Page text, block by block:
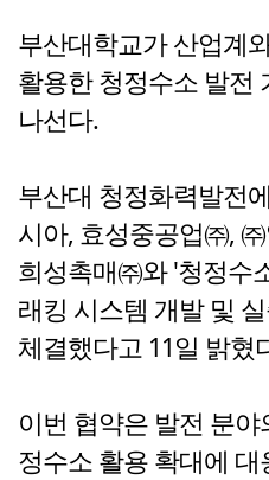
부산대학교가 산업계
활용한 청정수소 발전
나선다.
부산대 청정화력발전
시아, 효성중공업㈜,
희성촉매㈜와 '청정수
래킹 시스템 개발 및
체결했다고 11일 밝혔
이번 협약은 발전 분
정수소 활용 확대에